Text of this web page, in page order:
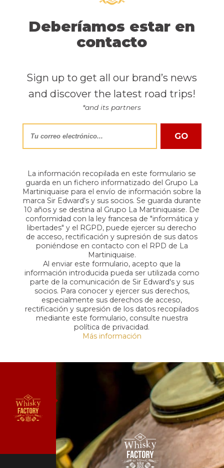
Deberíamos estar en
contacto
Sign up to get all our brand’s news
and discover the latest road trips!
*and its partners
La información recopilada en este formulario se
guarda en un fichero informatizado del Grupo La
Martiniquaise para el envío de información sobre la
marca Sir Edward's y sus socios. Se guarda durante
10 años y se destina al Grupo La Martiniquaise. De
conformidad con la ley francesa de "informática y
libertades" y el RGPD, puede ejercer su derecho
de acceso, rectificación y supresión de sus datos
poniéndose en contacto con el RPD de La
Martiniquaise.
Al enviar este formulario, acepto que la
información introducida pueda ser utilizada como
parte de la comunicación de Sir Edward's y sus
socios. Para conocer y ejercer sus derechos,
especialmente sus derechos de acceso,
rectificación y supresión de los datos recopilados
mediante este formulario, consulte nuestra
política de privacidad.
Más información